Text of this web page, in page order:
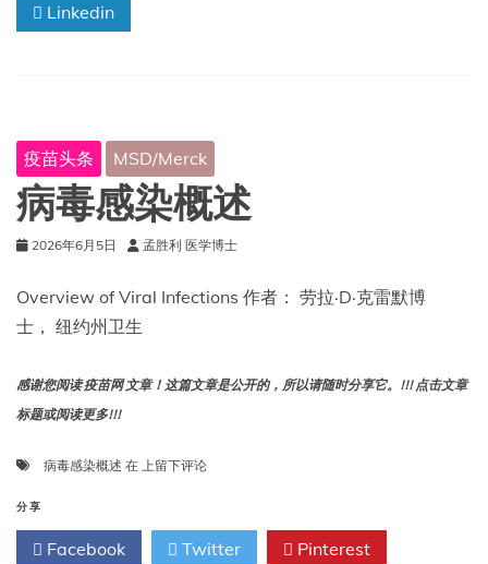
童
和
青
少
年
Linkedin
疫苗头条 MSD/Merck
病毒感染概述
2026年6月5日 孟胜利 医学博士
Overview of Viral Infections 作者： 劳拉·D·克雷默博
士， 纽约州卫生
感谢您阅读 疫苗网 文章！这篇文章是公开的，所以请随时分享它。!!! 点击文章
标题或阅读更多!!!
病毒感染概述 在 病
染
上留下评论
分享
Facebook Twitter Pinterest